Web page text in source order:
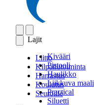
Lajit
Kivääri
Pistooli
Haulikko
Liikkuva maali
Practical
Siluetti
Liitto
Kilpailutoiminta
Harrastus
Koulutus
Seuroille